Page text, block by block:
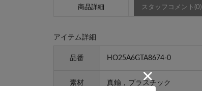
商品詳細 スタッフコメント(0)
アイテム詳細
品番 HO25A6GTA8674-0
素材 真鍮，プラスチック